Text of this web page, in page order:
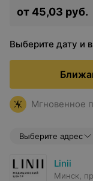
от 45,03 руб.
Выберите дату и
Мгновенное
Выберите адрес
Linii
Минск,